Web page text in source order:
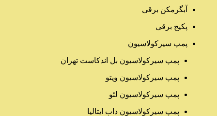
آبگرمکن برقی
پکیج برقی
پمپ سیرکولاسیون
پمپ سیرکولاسیون بل اندکاست تهران
پمپ سیرکولاسیون ویتو
پمپ سیرکولاسیون لئو
پمپ سیرکولاسیون داب ایتالیا